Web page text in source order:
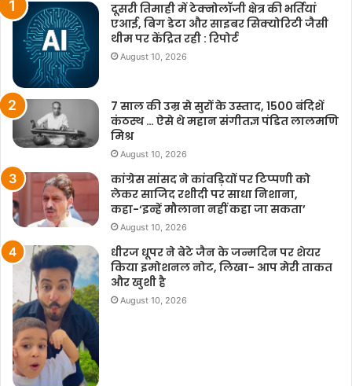
दूसरी तिमाही में टेक्नोलॉजी क्षेत्र की भर्तियां
एआई, बिग डेटा और साइबर सिक्योरिटी जैसी
थीम पर केंद्रित रही : रिपोर्ट
August 10, 2026
7 साल की उम्र से सुरों के उस्ताद, 1500 बंदिशें
कंठस्थ … ऐसे थे महान संगीतज्ञ पंडित लालमणि
मिश्र
August 10, 2026
कांग्रेस सांसद ने कांवड़ियों पर टिप्पणी को
लेकर साजिद रशीदी पर साधा निशाना,
कहा-‘इन्हें मौलाना नहीं कहा जा सकता’
August 10, 2026
धीरज धूपर ने बेटे जैन के जन्मदिन पर शेयर
किया इमोशनल नोट, लिखा- आप मेरी ताकत
और खुशी है
August 10, 2026